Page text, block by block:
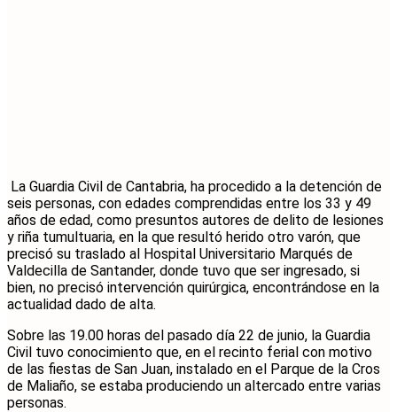
La Guardia Civil de Cantabria, ha procedido a la detención de
seis personas, con edades comprendidas entre los 33 y 49
años de edad, como presuntos autores de delito de lesiones
y riña tumultuaria, en la que resultó herido otro varón, que
precisó su traslado al Hospital Universitario Marqués de
Valdecilla de Santander, donde tuvo que ser ingresado, si
bien, no precisó intervención quirúrgica, encontrándose en la
actualidad dado de alta.
Sobre las 19.00 horas del pasado día 22 de junio, la Guardia
Civil tuvo conocimiento que, en el recinto ferial con motivo
de las fiestas de San Juan, instalado en el Parque de la Cros
de Maliaño, se estaba produciendo un altercado entre varias
personas.